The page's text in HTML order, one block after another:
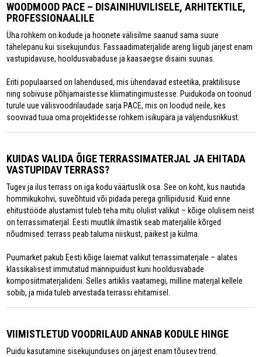
WOODMOOD PACE – DISAINIHUVILISELE, ARHITEKTILE,
PROFESSIONAALILE
Üha rohkem on kodude ja hoonete välisilme saanud sama suure
tähelepanu kui sisekujundus. Fassaadimaterjalide areng liigub järjest enam
vastupidavuse, hooldusvabaduse ja kaasaegse disaini suunas.
Eriti populaarsed on lahendused, mis ühendavad esteetika, praktilisuse
ning sobivuse põhjamaistesse kliimatingimustesse. Puidukoda on toonud
turule uue välisvoodrilaudade sarja PACE, mis on loodud neile, kes
soovivad tuua oma projektidesse rohkem isikupära ja väljendusrikkust.
KUIDAS VALIDA ÕIGE TERRASSIMATERJAL JA EHITADA
VASTUPIDAV TERRASS?
Tugev ja ilus terrass on iga kodu väärtuslik osa. See on koht, kus nautida
hommikukohvi, suveõhtuid või pidada perega grillipidusid. Kuid enne
ehitustööde alustamist tuleb teha mitu olulist valikut – kõige olulisem neist
on terrassimaterjal. Eesti muutlik ilmastik seab materjalile kõrged
nõudmised: terrass peab taluma niiskust, päikest ja külma.
Puumarket pakub Eesti kõige laiemat valikut terrassimaterjale – alates
klassikalisest immutatud männipuidust kuni hooldusvabade
komposiitmaterjalideni. Selles artiklis vaatamegi, milline materjal kellele
sobib, ja mida tuleb arvestada terrassi ehitamisel.
VIIMISTLETUD VOODRILAUD ANNAB KODULE HINGE
Puidu kasutamine sisekujunduses on järjest enam tõusev trend.